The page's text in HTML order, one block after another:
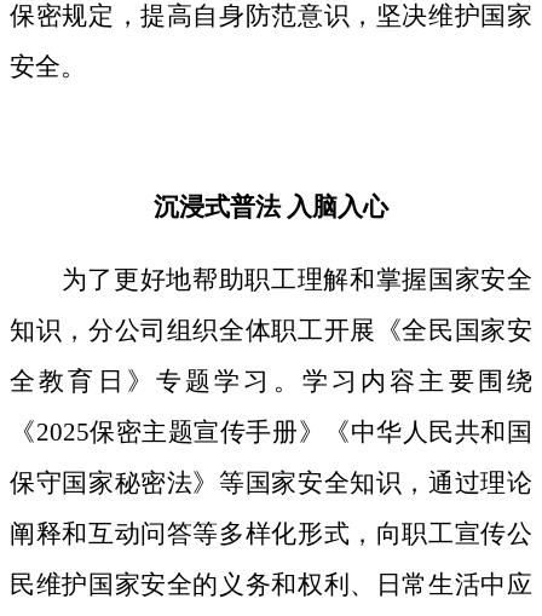
保密规定，提高自身防范意识，坚决维护国家
安全。
沉浸式普法 入脑入心
为了更好地帮助职工理解和掌握国家安全
知识，分公司组织全体职工开展《全民国家安
全教育日》专题学习。学习内容主要围绕
《2025保密主题宣传手册》《中华人民共和国
保守国家秘密法》等国家安全知识，通过理论
阐释和互动问答等多样化形式，向职工宣传公
民维护国家安全的义务和权利、日常生活中应